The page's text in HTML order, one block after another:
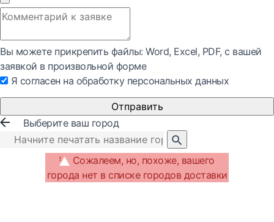
Вы можете прикрепить файлы: Word, Exсel, PDF, с вашей
заявкой в произвольной форме
Я согласен на обработку персональных данных
Отправить
Выберите ваш город
Сожалеем, но, похоже, вашего
города нет в списке городов доставки